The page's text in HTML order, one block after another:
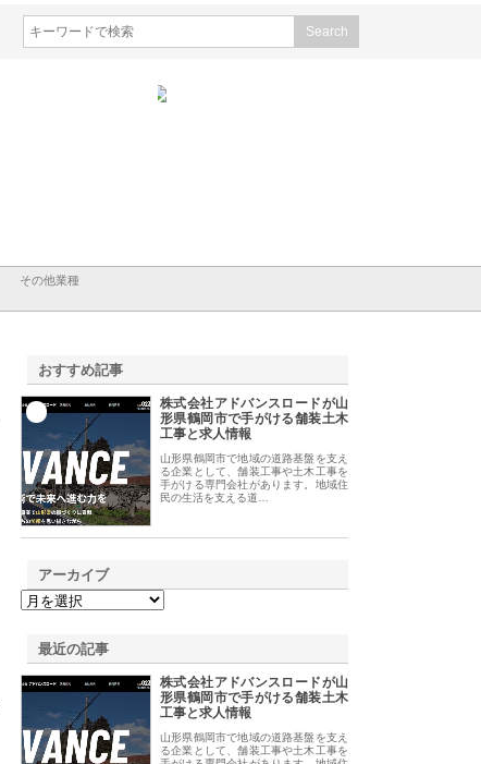
その他業種
おすすめ記事
株式会社アドバンスロードが山
形県鶴岡市で手がける舗装土木
工事と求人情報
山形県鶴岡市で地域の道路基盤を支え
る企業として、舗装工事や土木工事を
手がける専門会社があります。地域住
民の生活を支える道…
アーカイブ
最近の記事
株式会社アドバンスロードが山
形県鶴岡市で手がける舗装土木
工事と求人情報
山形県鶴岡市で地域の道路基盤を支え
る企業として、舗装工事や土木工事を